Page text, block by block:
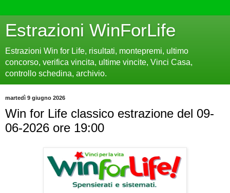
Estrazioni WinForLife
Estrazioni Win for Life, risultati, montepremi, ultimo
concorso, verifica vincita, ultime vincite, Vinci Casa,
controllo schedina, archivio.
martedì 9 giugno 2026
Win for Life classico estrazione del 09-
06-2026 ore 19:00